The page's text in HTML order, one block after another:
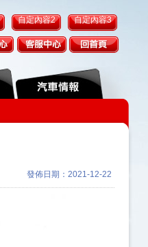
自定內容3
自定內容2
發佈日期：2021-12-22